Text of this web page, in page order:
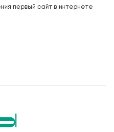
первый сайт в интернете